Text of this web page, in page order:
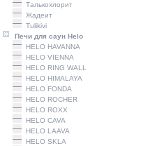
Талькохлорит
Жадеит
Tulikivi
Печи для саун Helo
HELO HAVANNA
HELO VIENNA
HELO RING WALL
HELO HIMALAYA
HELO FONDA
HELO ROCHER
HELO ROXX
HELO CAVA
HELO LAAVA
HELO SKLA